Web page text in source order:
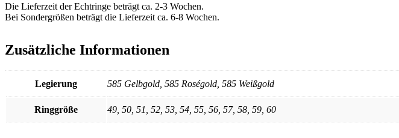
Die Lieferzeit der Echtringe beträgt ca. 2-3 Wochen.
Bei Sondergrößen beträgt die Lieferzeit ca. 6-8 Wochen.
Zusätzliche Informationen
Legierung 585 Gelbgold, 585 Roségold, 585 Weißgold
Ringgröße 49, 50, 51, 52, 53, 54, 55, 56, 57, 58, 59, 60